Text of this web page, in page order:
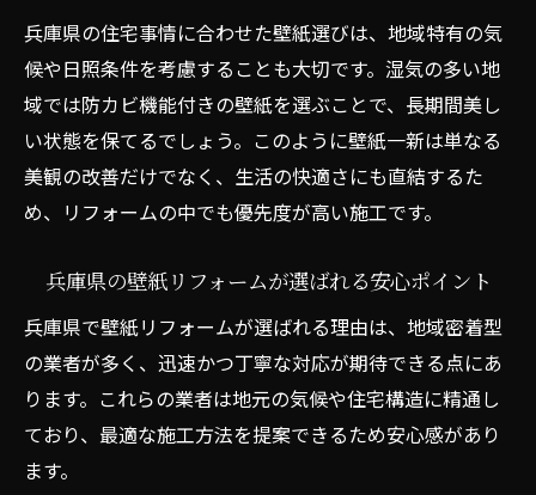
解説
壁紙リフォームで失敗しない予算の立て方
おしゃれな空間へ導くクロス張替えのコツ
リフォームで叶える理想のクロスデザイン
選び
る工夫
クロス張替えの色や柄選びで失敗しないポ
イント
リフォーム時の素材選定とプロのアドバイ
ス活用法
兵庫県の住宅事情に合わせた壁紙選びは、地域特有の気
候や日照条件を考慮することも大切です。湿気の多い地
域では防カビ機能付きの壁紙を選ぶことで、長期間美し
い状態を保てるでしょう。このように壁紙一新は単なる
美観の改善だけでなく、生活の快適さにも直結するた
め、リフォームの中でも優先度が高い施工です。
兵庫県の壁紙リフォームが選ばれる安心ポイント
兵庫県で壁紙リフォームが選ばれる理由は、地域密着型
の業者が多く、迅速かつ丁寧な対応が期待できる点にあ
ります。これらの業者は地元の気候や住宅構造に精通し
ており、最適な施工方法を提案できるため安心感があり
ます。